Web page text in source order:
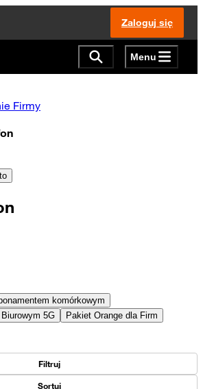
Zaloguj się
Menu
Firmy
komórkowym
5G
Pakiet Orange dla Firm
Filtruj
Sortuj